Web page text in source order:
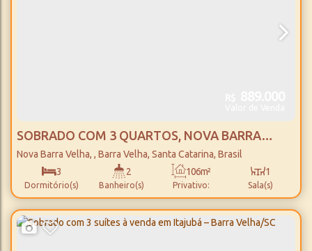
SOBRADO COM 3 QUARTOS, NOVA BARRA
VELHA - BARRA VELHA
Nova Barra Velha , Barra Velha, Santa Catarina, Brasil
3
Dormitório(s)
2
Banheiro(s) Privativo:
106m² 1
Sala(s)
1
Suíte(s) Total:
123m² 2
Vaga(s)
1600m
Distância do Mar